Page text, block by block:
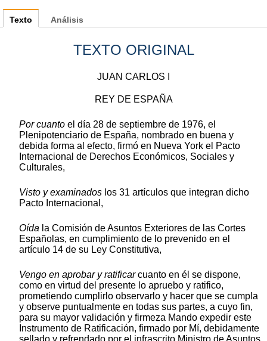
Texto
TEXTO ORIGINAL
JUAN CARLOS I
REY DE ESPAÑA
Por cuanto el día 28 de septiembre de 1976, el
Plenipotenciario de España, nombrado en buena y
debida forma al efecto, firmó en Nueva York el Pacto
Internacional de Derechos Económicos, Sociales y
Culturales,
Visto y examinados los 31 artículos que integran dicho
Pacto Internacional,
Oída la Comisión de Asuntos Exteriores de las Cortes
Españolas, en cumplimiento de lo prevenido en el
artículo 14 de su Ley Constitutiva,
Vengo en aprobar y ratificarcuanto en él se dispone,
como en virtud del presente lo apruebo y ratifico,
prometiendo cumplirlo observarlo y hacer que se cumpla
y observe puntualmente en todas sus partes, a cuyo fin,
para su mayor validación y firmeza Mando expedir este
Instrumento de Ratificación, firmado por Mí, debidamente
Análisis